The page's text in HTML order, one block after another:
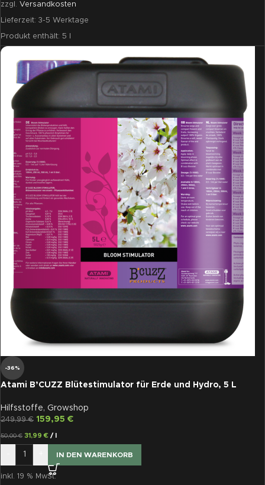
zzgl. Versandkosten
Lieferzeit: 3-5 Werktage
Produkt enthält: 5
-36%
Atami B’CUZZ Blütestimulator für Erde und Hydro, 5 L
Hilfsstoffe, Growshop
249,99€ 159,95 €
50,00€ 31,99€ /
IN DEN WARENKORB
inkl. 19 % MwSt.